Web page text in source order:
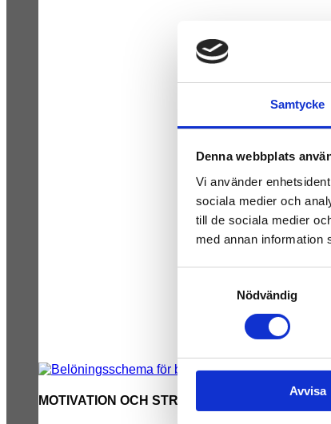
Samtycke
Denna webbplats
Vi använder
sociala medier och
till de sociala medier
med annan information
Nödvändig
Avvisa
MOTIVATION OCH STRUKTUR